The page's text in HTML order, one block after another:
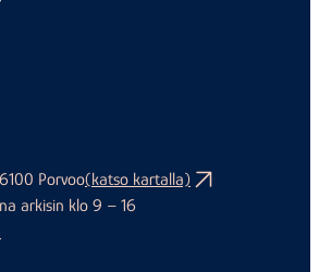
Porvoo(katso kartalla)
arkisin klo 9 – 16